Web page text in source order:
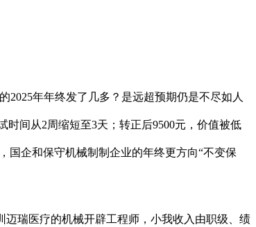
2025年年终发了几多？是远超预期仍是不尽如人
间从2周缩短至3天；转正后9500元，价值被低
国企和保守机械制制企业的年终更方向“不变保
瑞医疗的机械开辟工程师，小我收入由职级、绩